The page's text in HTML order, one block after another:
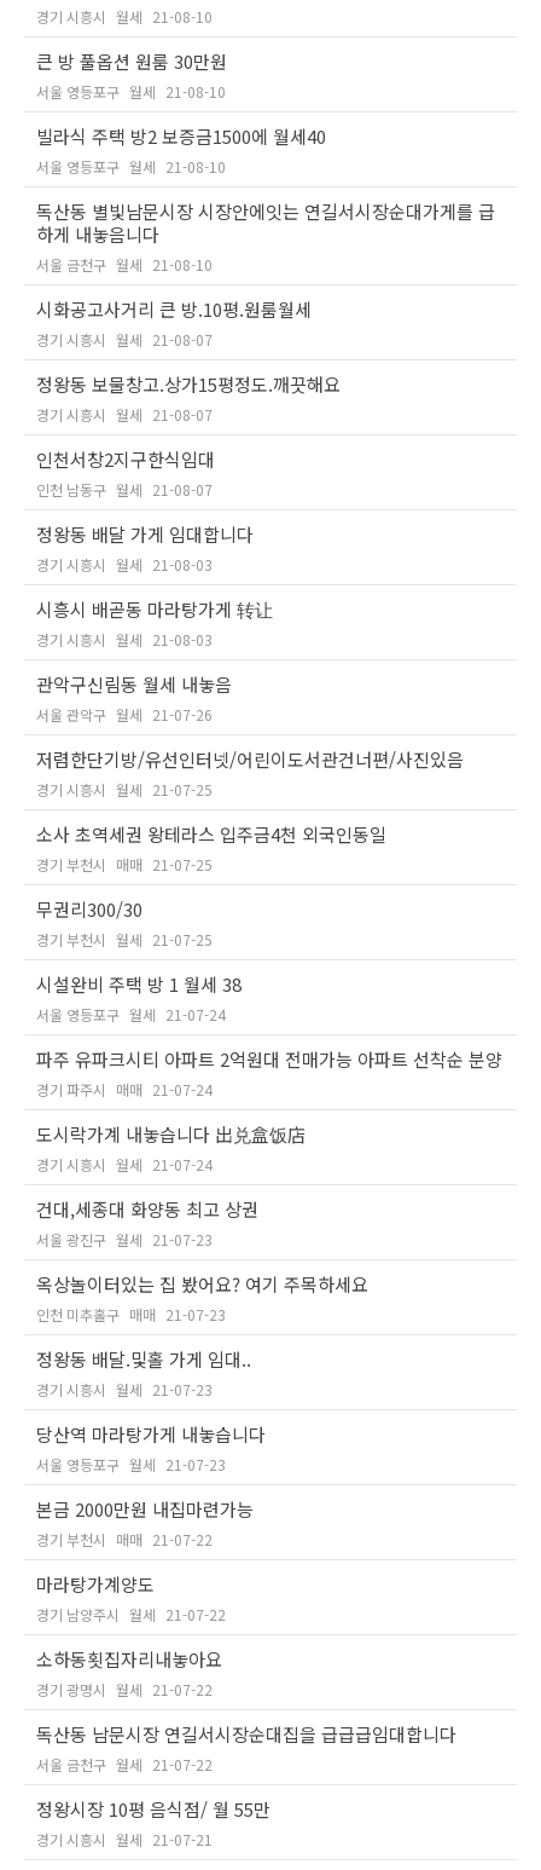
경기 시흥시 월세 21-08-10
큰 방 풀옵션 원룸 30만원
서울 영등포구 월세 21-08-10
빌라식 주택 방2 보증금1500에 월세40
서울 영등포구 월세 21-08-10
독산동 별빛남문시장 시장안에잇는 연길서시장순대가게를 급
하게 내놓음니다
서울 금천구 월세 21-08-10
시화공고사거리 큰 방.10평.원룸월세
경기 시흥시 월세 21-08-07
정왕동 보물창고.상가15평정도.깨끗해요
경기 시흥시 월세 21-08-07
인천서창2지구한식임대
인천 남동구 월세 21-08-07
정왕동 배달 가게 임대합니다
경기 시흥시 월세 21-08-03
시흥시 배곧동 마라탕가게 转让
경기 시흥시 월세 21-08-03
관악구신림동 월세 내놓음
서울 관악구 월세 21-07-26
저렴한단기방/유선인터넷/어린이도서관건너편/사진있음
경기 시흥시 월세 21-07-25
소사 초역세권 왕테라스 입주금4천 외국인동일
경기 부천시 매매 21-07-25
무권리300/30
경기 부천시 월세 21-07-25
시설완비 주택 방 1 월세 38
서울 영등포구 월세 21-07-24
파주 유파크시티 아파트 2억원대 전매가능 아파트 선착순 분양
경기 파주시 매매 21-07-24
도시락가계 내놓습니다 出兑盒饭店
경기 시흥시 월세 21-07-24
건대,세종대 화양동 최고 상권
서울 광진구 월세 21-07-23
옥상놀이터있는 집 봤어요? 여기 주목하세요
인천 미추홀구 매매 21-07-23
정왕동 배달.및홀 가게 임대..
경기 시흥시 월세 21-07-23
당산역 마라탕가게 내놓습니다
서울 영등포구 월세 21-07-23
본금 2000만원 내집마련가능
경기 부천시 매매 21-07-22
마라탕가계양도
경기 남양주시 월세 21-07-22
소하동횟집자리내놓아요
경기 광명시 월세 21-07-22
독산동 남문시장 연길서시장순대집을 급급급임대합니다
서울 금천구 월세 21-07-22
정왕시장 10평 음식점/ 월 55만
경기 시흥시 월세 21-07-21